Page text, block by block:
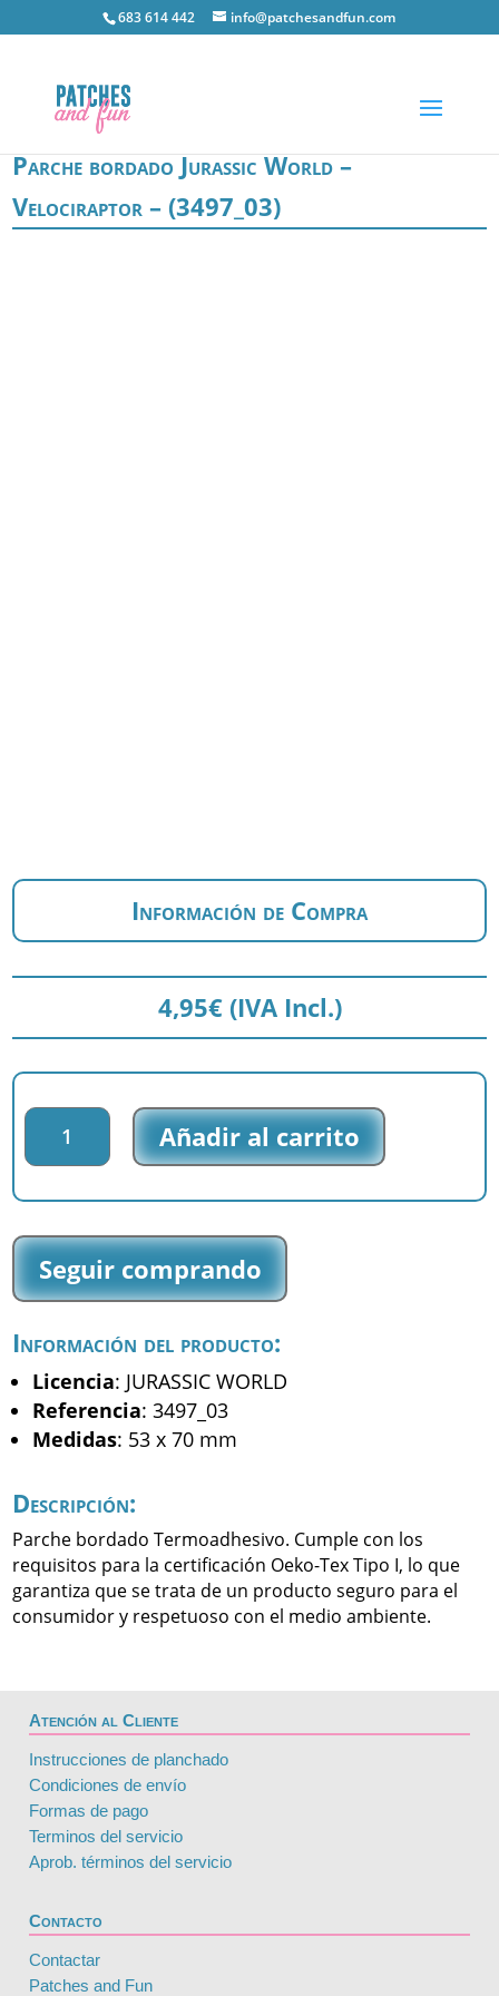
683 614 442 info@patchesandfun.com
Parche bordado Jurassic World –
Velociraptor – (3497_03)
Información de Compra
4,95€ (IVA Incl.)
Parche
bordado
Jurassic
World
Velociraptor
(3497_03)
Añadir al carrito
Seguir comprando
Información del producto:
Licencia: JURASSIC WORLD
Referencia: 3497_03
Medidas: 53 x 70 mm
Descripción:
Parche bordado Termoadhesivo. Cumple con los
requisitos para la certificación Oeko-Tex Tipo I, lo que
garantiza que se trata de un producto seguro para el
consumidor y respetuoso con el medio ambiente.
Atención al Cliente
Instrucciones de planchado
Condiciones de envío
Formas de pago
Terminos del servicio
Aprob. términos del servicio
Contacto
Contactar
Patches and Fun